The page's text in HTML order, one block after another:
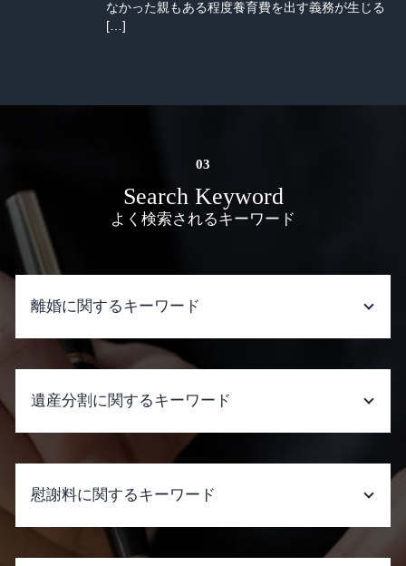
なかった親もある程度養育費を出す義務が生じる
[…]
Search Keyword
よく検索されるキーワード
離婚に関するキーワード
協議離婚 弁護士 代理 交渉
離婚 原因 慰謝料
離婚調停 弁護士費用
離婚 決めること
離婚調停 調停員
離婚 拒否
遺産分割に関するキーワード
遺産分割協議書 作成
遺産分割 成年後見人
遺産分割 いつまでに
遺産分割 生命保険
慰謝料に関するキーワード
慰謝料請求 時効 裁判